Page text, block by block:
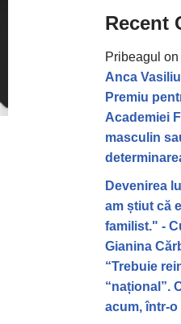
Recent
Pribeagul on
Anca
Premiu
Academiei
masculin
Devenirea
am știut că
familist." -
Gianina
“Trebuie
“național”.
acum, într-